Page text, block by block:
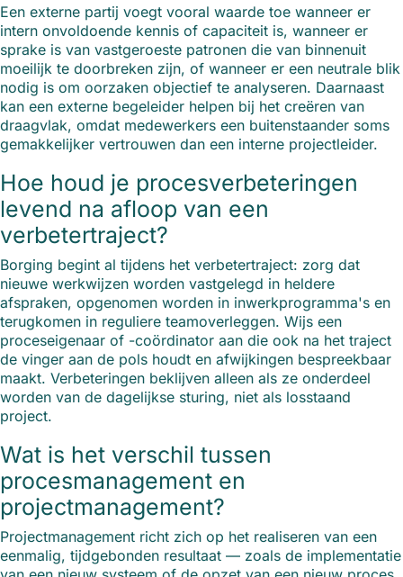
Een externe partij voegt vooral waarde toe wanneer er
intern onvoldoende kennis of capaciteit is, wanneer er
sprake is van vastgeroeste patronen die van binnenuit
moeilijk te doorbreken zijn, of wanneer er een neutrale blik
nodig is om oorzaken objectief te analyseren. Daarnaast
kan een externe begeleider helpen bij het creëren van
draagvlak, omdat medewerkers een buitenstaander soms
gemakkelijker vertrouwen dan een interne projectleider.
Hoe houd je procesverbeteringen
levend na afloop van een
verbetertraject?
Borging begint al tijdens het verbetertraject: zorg dat
nieuwe werkwijzen worden vastgelegd in heldere
afspraken, opgenomen worden in inwerkprogramma's en
terugkomen in reguliere teamoverleggen. Wijs een
proceseigenaar of -coördinator aan die ook na het traject
de vinger aan de pols houdt en afwijkingen bespreekbaar
maakt. Verbeteringen beklijven alleen als ze onderdeel
worden van de dagelijkse sturing, niet als losstaand
project.
Wat is het verschil tussen
procesmanagement en
projectmanagement?
Projectmanagement richt zich op het realiseren van een
eenmalig, tijdgebonden resultaat — zoals de implementatie